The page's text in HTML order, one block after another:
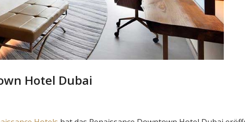
Hotel Dubai